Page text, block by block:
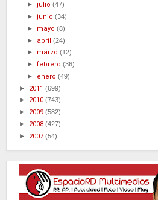
►julio(47)
►junio(34)
► mayo(8)
► abril(24)
► marzo(12)
►febrero(36)
► enero(49)
► 2011 (699)
► 2010 (743)
► 2009 (582)
► 2008 (427)
► 2007 (54)